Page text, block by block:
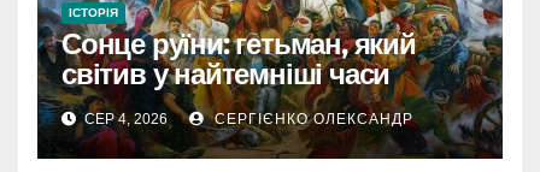
ІСТОРІЯ
Сонце руїни: гетьман, який
світив у найтемніші часи
України
СЕР 4, 2026 СЕРГІЄНКО ОЛЕКСАНДР